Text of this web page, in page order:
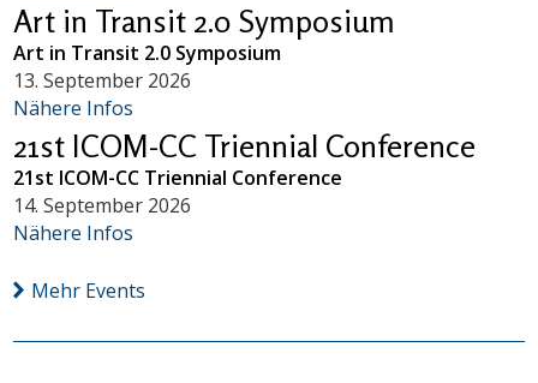
Art in Transit 2.0 Symposium
Art in Transit 2.0 Symposium
13. September 2026
Nähere Infos
21st ICOM-CC Triennial Conference
21st ICOM-CC Triennial Conference
14. September 2026
Nähere Infos
Mehr Events